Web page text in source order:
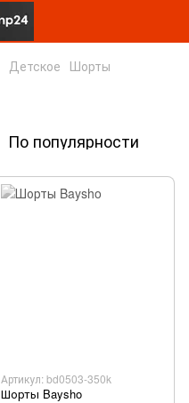
Детское Шорты
По популярности
Артикул: bd0503-350k
Шорты Baysho